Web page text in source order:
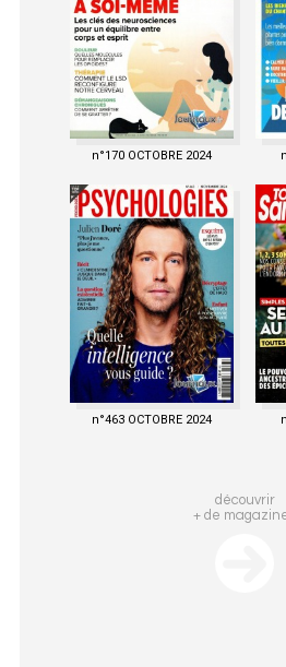
n°170 OCTOBRE 2024
n°463 OCTOBRE 2024
découvrir
+ de